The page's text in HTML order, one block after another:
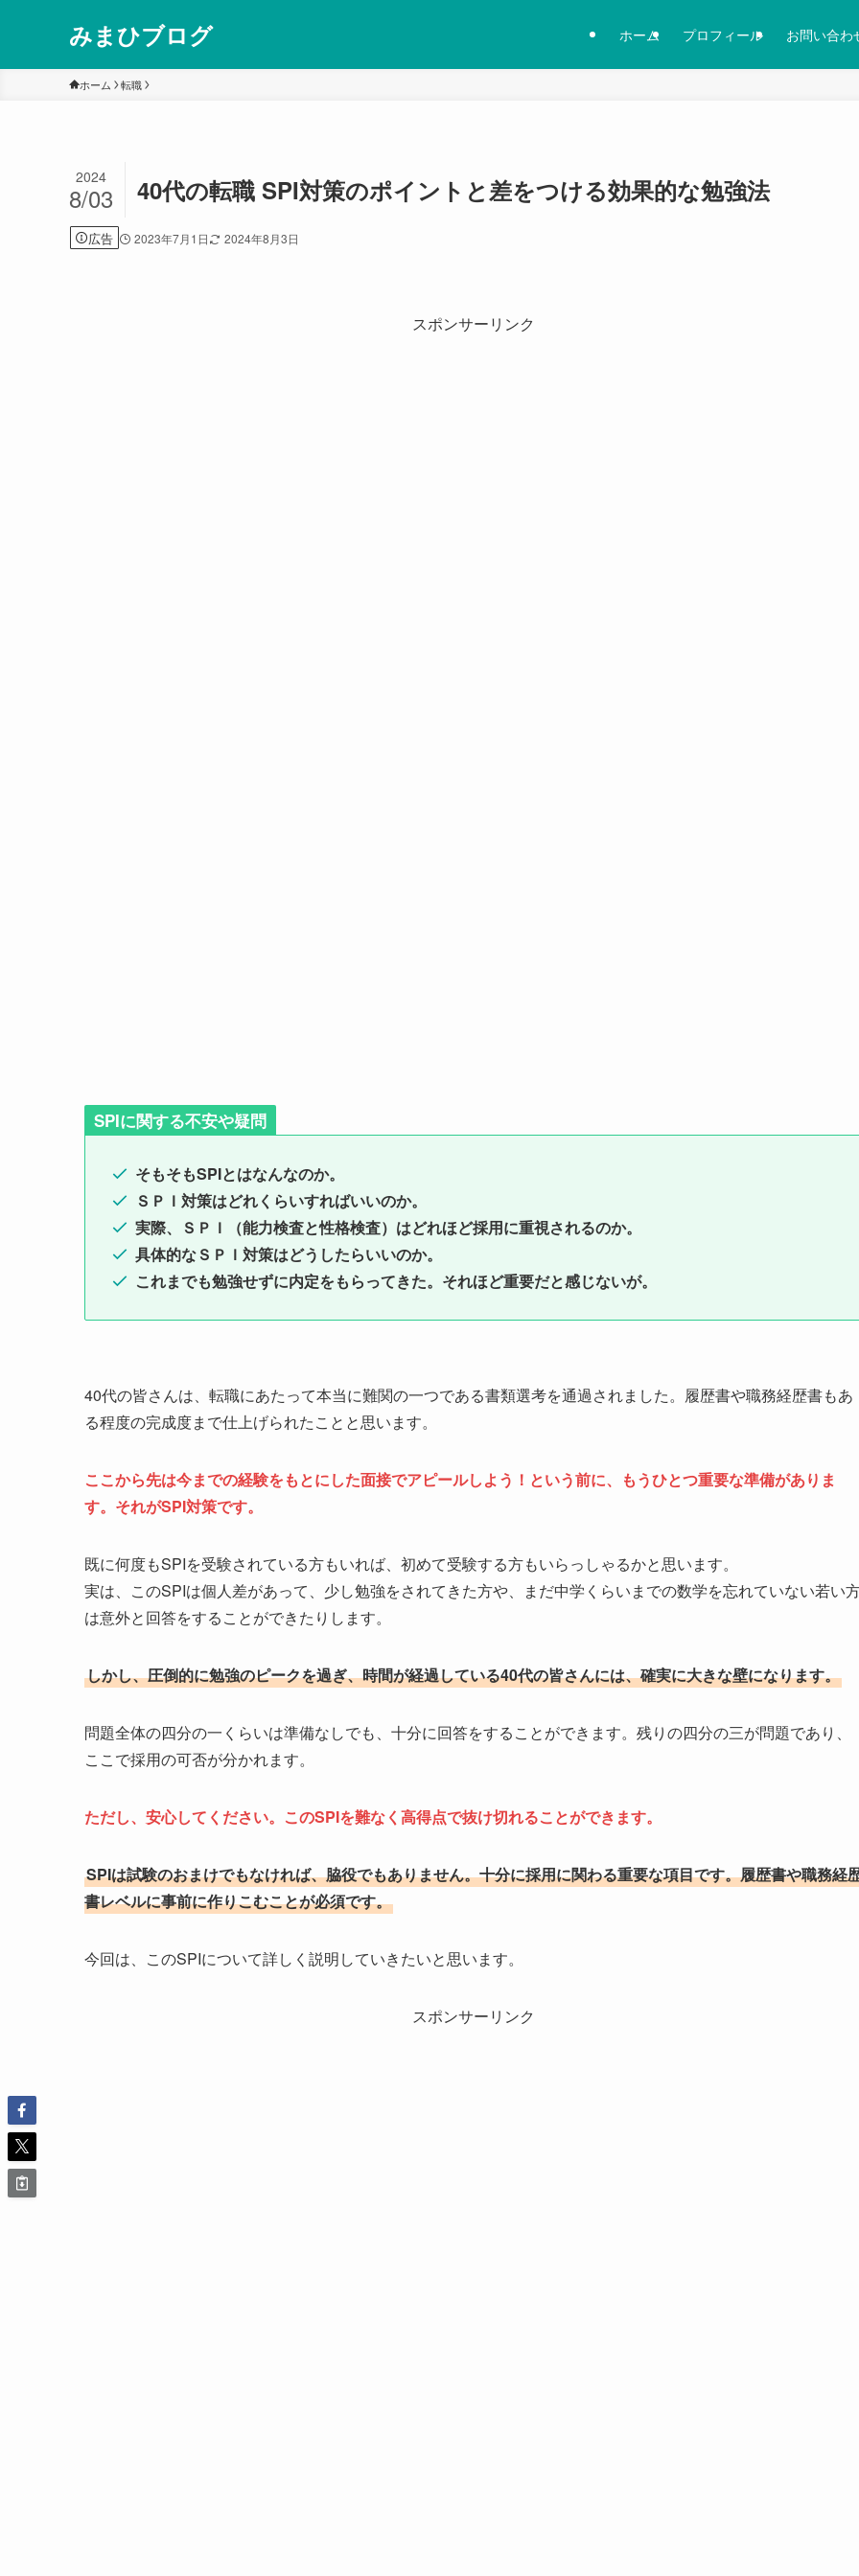
みまひブログ ホーム プロフィール お問い合わ
ホーム 転職
40代の転職 SPI対策のポイントと差をつける効果的な勉強法
2024
8/03
広告 2023年7月1日 2024年8月3日
スポンサーリンク
SPIに関する不安や疑問
そもそもSPIとはなんなのか。
ＳＰＩ対策はどれくらいすればいいのか。
実際、ＳＰＩ（能力検査と性格検査）はどれほど採用に重視されるのか。
具体的なＳＰＩ対策はどうしたらいいのか。
これまでも勉強せずに内定をもらってきた。それほど重要だと感じないが。
40代の皆さんは、転職にあたって本当に難関の一つである書類選考を通過されました。履歴書や職務経歴書もあ
る程度の完成度まで仕上げられたことと思います。
ここから先は今までの経験をもとにした面接でアピールしよう！という前に、もうひとつ重要な準備がありま
す。それがSPI対策です。
既に何度もSPIを受験されている方もいれば、初めて受験する方もいらっしゃるかと思います。
実は、このSPIは個人差があって、少し勉強をされてきた方や、まだ中学くらいまでの数学を忘れていない若い
は意外と回答をすることができたりします。
しかし、圧倒的に勉強のピークを過ぎ、時間が経過している40代の皆さんには、確実に大きな壁になります。
問題全体の四分の一くらいは準備なしでも、十分に回答をすることができます。残りの四分の三が問題であり、
ここで採用の可否が分かれます。
ただし、安心してください。このSPIを難なく高得点で抜け切れることができます。
SPIは試験のおまけでもなければ、脇役でもありません。十分に採用に関わる重要な項目です。履歴書や職務経
書レベルに事前に作りこむことが必須です。
今回は、このSPIについて詳しく説明していきたいと思います。
スポンサーリンク